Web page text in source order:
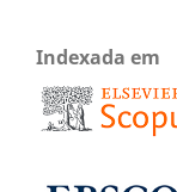
Indexada em